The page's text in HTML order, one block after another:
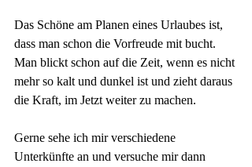
Das Schöne am Planen eines Urlaubes ist,
dass man schon die Vorfreude mit bucht.
Man blickt schon auf die Zeit, wenn es nicht
mehr so kalt und dunkel ist und zieht daraus
die Kraft, im Jetzt weiter zu machen.
Gerne sehe ich mir verschiedene
Unterkünfte an und versuche mir dann